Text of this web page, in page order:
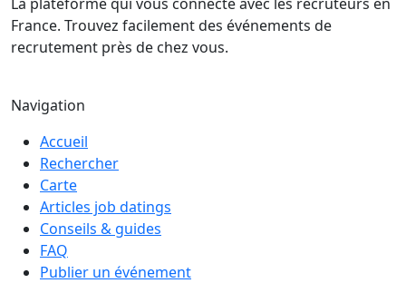
France. Trouvez facilement des événements de
recrutement près de chez vous.
Navigation
Accueil
Rechercher
Carte
Articles job datings
Conseils & guides
FAQ
Publier un événement